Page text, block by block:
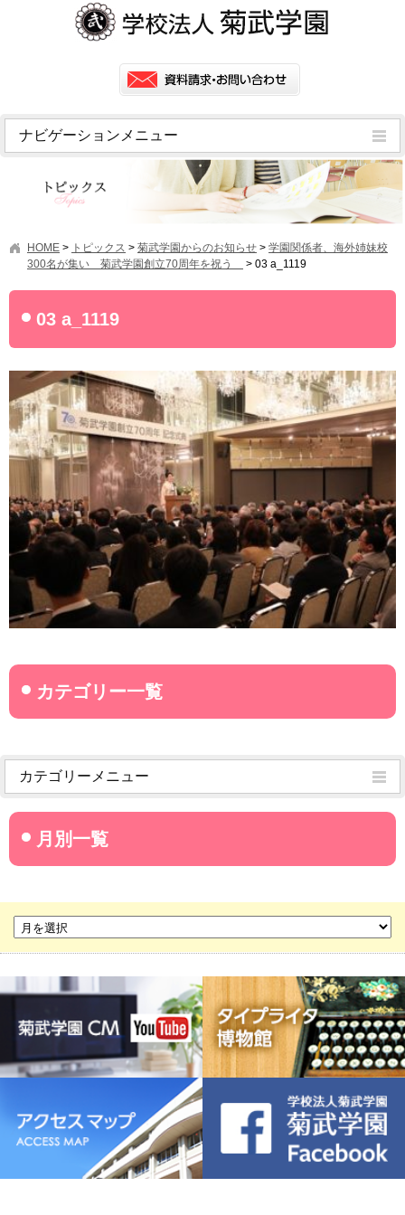
ナビゲーションメニュー
アクセス
情報公開
学園ニュース
オープンキャンパス・行事
HOME > トピックス > 菊武学園からのお知らせ > 学園関係者、海外姉妹校
300名が集い 菊武学園創立70周年を祝う
> 03 a_1119
03 a_1119
カテゴリーメニュー
菊武学園からのお知らせ
名古屋産業大学
菊華高等学校
菊武ビジネス専門学校
名古屋ウェディング＆フラワー・ビューティ学院
菊武幼稚園
稲葉保育園